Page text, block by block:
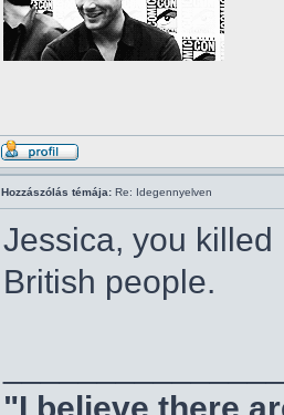
Hozzászólás témája: Re: Idegennyelven
Jessica, you
British people.